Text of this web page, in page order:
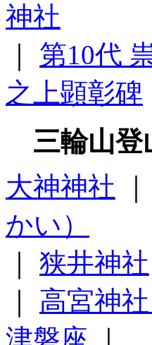
神社
第10代
之上顕彰碑
三輪山登
大神神社
かい）
狭井神社
高宮神
津磐座